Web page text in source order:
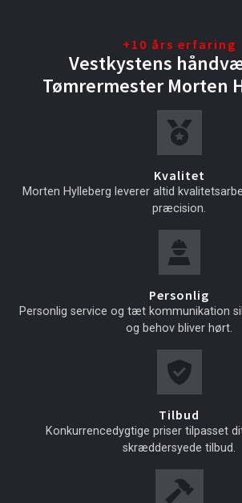
+10 års erfaring
Vestkystens
Tømrermester Morten
Kvalitet
Morten Hylleberg leverer altid
præcision.
Personlig
Personlig service og tæt kommunikation
og behov bliver hørt.
Tilbud
Konkurrencedygtige priser tilpasset
skræddersyede tilbud.